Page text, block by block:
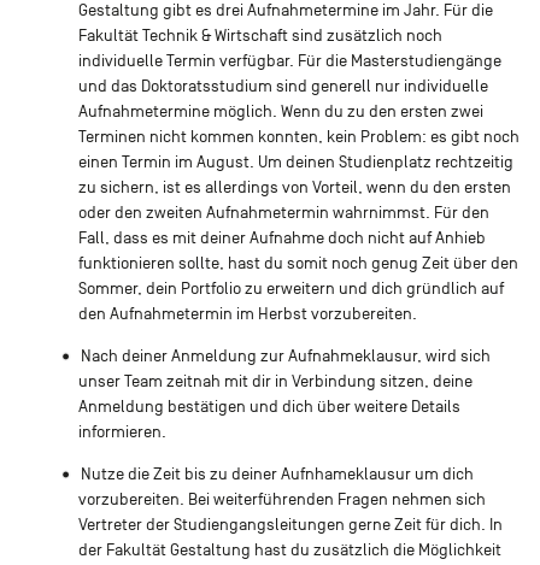
Gestaltung gibt es drei Aufnahmetermine im Jahr. Für die
Fakultät Technik & Wirtschaft sind zusätzlich noch
individuelle Termin verfügbar. Für die Masterstudiengänge
und das Doktoratsstudium sind generell nur individuelle
Aufnahmetermine möglich. Wenn du zu den ersten zwei
Terminen nicht kommen konnten, kein Problem: es gibt noch
einen Termin im August. Um deinen Studienplatz rechtzeitig
zu sichern, ist es allerdings von Vorteil, wenn du den ersten
oder den zweiten Aufnahmetermin wahrnimmst. Für den
Fall, dass es mit deiner Aufnahme doch nicht auf Anhieb
funktionieren sollte, hast du somit noch genug Zeit über den
Sommer, dein Portfolio zu erweitern und dich gründlich auf
den Aufnahmetermin im Herbst vorzubereiten.
Nach deiner Anmeldung zur Aufnahmeklausur, wird sich
unser Team zeitnah mit dir in Verbindung sitzen, deine
Anmeldung bestätigen und dich über weitere Details
informieren.
Nutze die Zeit bis zu deiner Aufnhameklausur um dich
vorzubereiten. Bei weiterführenden Fragen nehmen sich
Vertreter der Studiengangsleitungen gerne Zeit für dich. In
der Fakultät Gestaltung hast du zusätzlich die Möglichkeit